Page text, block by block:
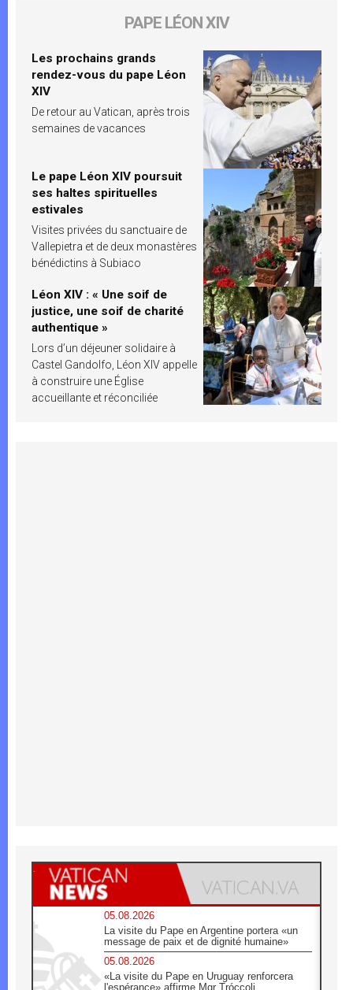
PAPE LÉON XIV
Les prochains grands
rendez-vous du pape Léon
XIV
De retour au Vatican, après trois
semaines de vacances
Le pape Léon XIV poursuit
ses haltes spirituelles
estivales
Visites privées du sanctuaire de
Vallepietra et de deux monastères
bénédictins à Subiaco
Léon XIV : « Une soif de
justice, une soif de charité
authentique »
Lors d’un déjeuner solidaire à
Castel Gandolfo, Léon XIV appelle
à construire une Église
accueillante et réconciliée
05.08.2026
La visite du Pape en Argentine portera «un
message de paix et de dignité humaine»
05.08.2026
«La visite du Pape en Uruguay renforcera
l'espérance» affirme Mgr Tróccoli